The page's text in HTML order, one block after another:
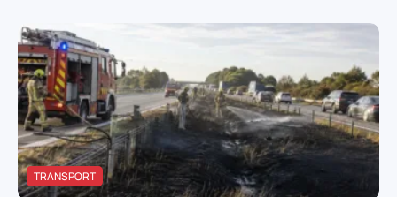
TRANSPORT